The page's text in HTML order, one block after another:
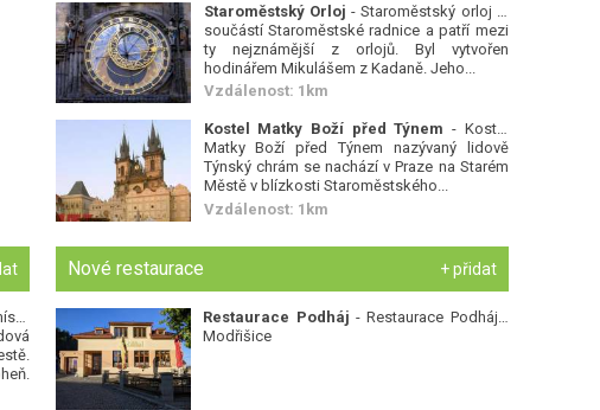
Staroměstský Orloj - Staroměstský orloj je
součástí Staroměstské radnice a patří mezi
ty nejznámější z orlojů. Byl vytvořen
hodinářem Mikulášem z Kadaně. Jeho...
Vzdálenost: 1km
Kostel Matky Boží před Týnem - Kostel
Matky Boží před Týnem nazývaný lidově
Týnský chrám se nachází v Praze na Starém
Městě v blízkosti Staroměstského...
Vzdálenost: 1km
Nové restaurace + přidat
Restaurace Podháj - Restaurace Podháj -
Modřišice